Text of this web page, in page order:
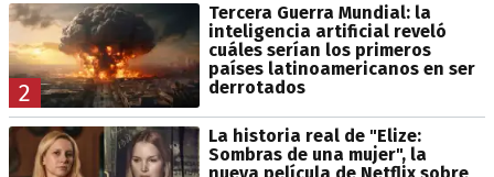
2
Tercera Guerra Mundial: la
inteligencia artificial reveló
cuáles serían los primeros
países latinoamericanos en ser
derrotados
La historia real de "Elize:
Sombras de una mujer", la